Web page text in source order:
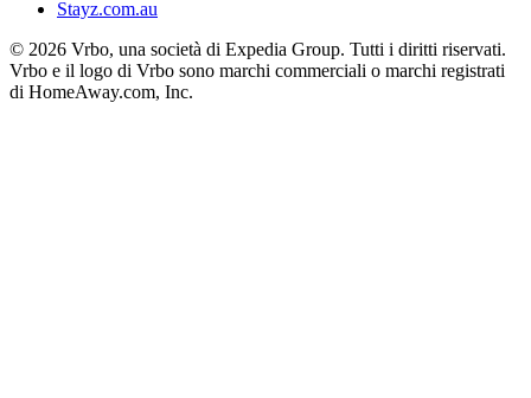
Stayz.com.au
© 2026 Vrbo, una società di Expedia Group. Tutti i diritti riservati.
Vrbo e il logo di Vrbo sono marchi commerciali o marchi registrati
di HomeAway.com, Inc.